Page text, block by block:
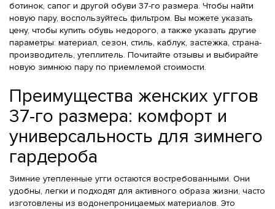
ботинок, сапог и другой обуви 37-го размера. Чтобы найти
новую пару, воспользуйтесь фильтром. Вы можете указать
цену, чтобы купить обувь недорого, а также указать другие
параметры: материал, сезон, стиль, каблук, застежка, страна-
производитель, утеплитель. Почитайте отзывы и выбирайте
новую зимнюю пару по приемлемой стоимости.
Преимущества женских уггов
37-го размера: комфорт и
универсальность для зимнего
гардероба
Зимние утепленные угги остаются востребованными. Они
удобны, легки и подходят для активного образа жизни, часто
изготовлены из водонепроницаемых материалов. Это